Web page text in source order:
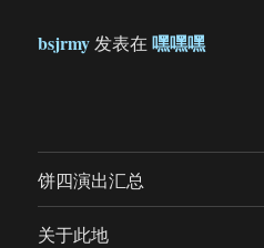
bsjrmy发表在嘿嘿嘿
饼四演出汇总
关于此地